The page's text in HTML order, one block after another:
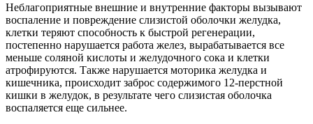
Неблагоприятные внешние и внутренние факторы вызывают
воспаление и повреждение слизистой оболочки желудка,
клетки теряют способность к быстрой регенерации,
постепенно нарушается работа желез, вырабатывается все
меньше соляной кислоты и желудочного сока и клетки
атрофируются. Также нарушается моторика желудка и
кишечника, происходит заброс содержимого 12-перстной
кишки в желудок, в результате чего слизистая оболочка
воспаляется еще сильнее.